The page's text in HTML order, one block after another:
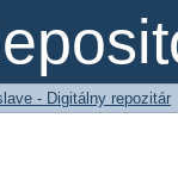
- Digitálny repozitár